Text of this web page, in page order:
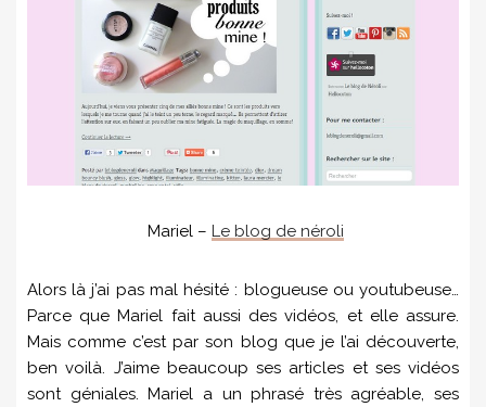
Mariel – Le blog de néroli
Alors là j’ai pas mal hésité : blogueuse ou youtubeuse…
Parce que Mariel fait aussi des vidéos, et elle assure.
Mais comme c’est par son blog que je l’ai découverte,
ben voilà. J’aime beaucoup ses articles et ses vidéos
sont géniales. Mariel a un phrasé très agréable, ses